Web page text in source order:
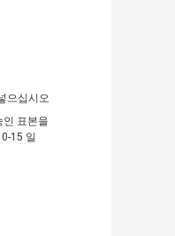
으십시오
인 표본을
15 일